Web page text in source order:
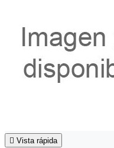
 Vista rápida